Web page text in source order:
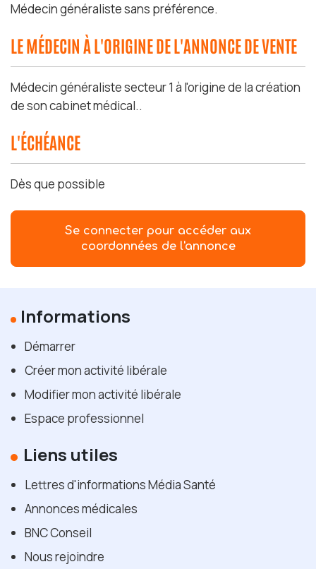
Médecin généraliste sans préférence.
LE MÉDECIN À L'ORIGINE DE L'ANNONCE DE VENTE
Médecin généraliste secteur 1 à l'origine de la création
de son cabinet médical..
L'ÉCHÉANCE
Dès que possible
Se connecter pour accéder aux
coordonnées de l'annonce
Informations
Démarrer
Créer mon activité libérale
Modifier mon activité libérale
Espace professionnel
Liens utiles
Lettres d'informations Média Santé
Annonces médicales
BNC Conseil
Nous rejoindre